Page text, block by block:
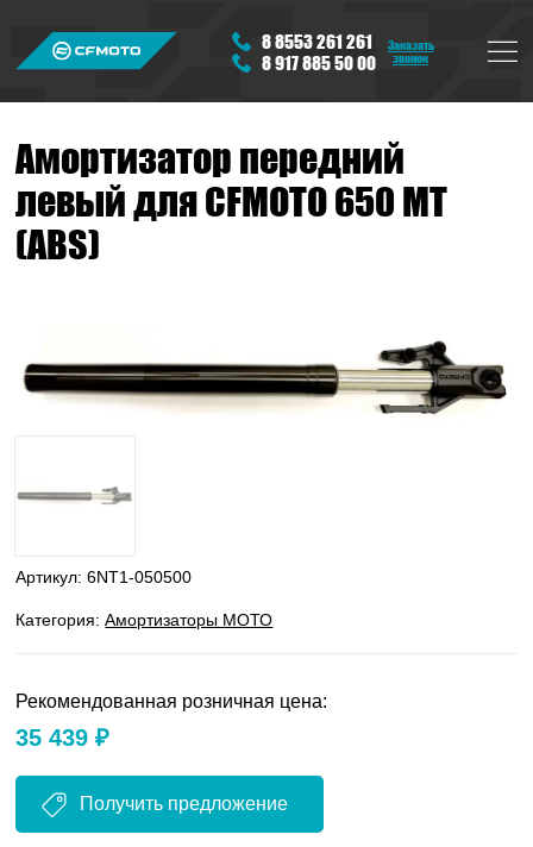
8 8553 261 261
8 917 885 50 00
Заказать
звонок
Амортизатор передний
левый для CFMOTO 650 MT
(ABS)
Артикул:6NT1-050500
Категория:Амортизаторы МОТО
Рекомендованная розничная цена:
35 439 ₽
Получить предложение